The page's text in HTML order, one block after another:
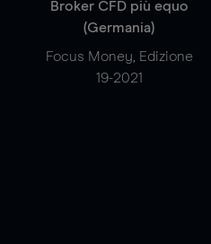
Broker CFD più equo
(Germania)
Focus Money, Edizione
19-2021